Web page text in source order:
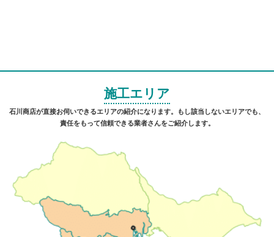
施工エリア
石川商店が直接お伺いできるエリアの紹介になります。もし該当しないエリアでも、
責任をもって信頼できる業者さんをご紹介します。